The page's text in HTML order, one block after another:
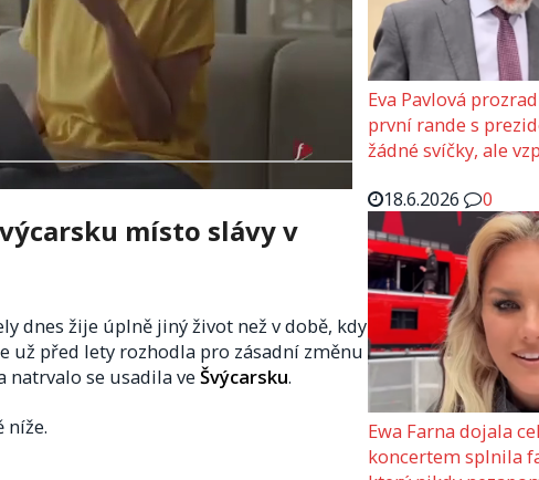
místo slávy v
dnes žije úplně jiný život než v době, kdy
už před lety rozhodla pro zásadní změnu
natrvalo se usadila ve Švýcarsku.
níže.
Eva Pavlová
první rande s
žádné svíčky, ale
18.6.2026
0
Ewa Farna dojala
koncertem splnila